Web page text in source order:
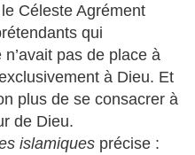
Céleste Agrément
qui
pas de place à
à Dieu. Et
plus de se consacrer à
de Dieu.
islamiques précise :